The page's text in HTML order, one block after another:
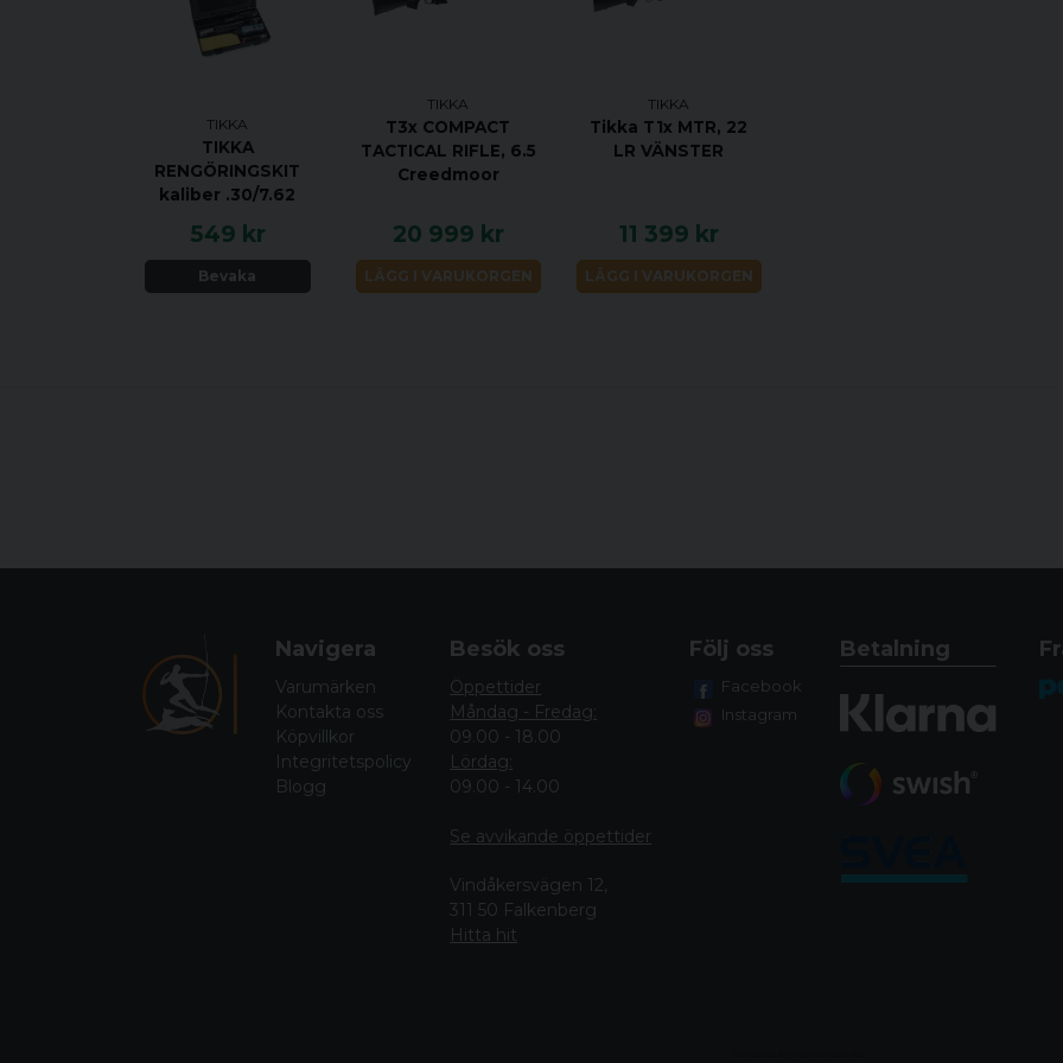
TIKKA
TIKKA
RENGÖRINGSKIT
kaliber .30/7.62
549 kr
Bevaka
TIKKA
T3x COMPACT
TACTICAL RIFLE, 6.5
Creedmoor
20 999 kr
LÄGG I VARUKORGEN
TIKKA
Tikka T1x MTR, 22
LR VÄNSTER
11 399 kr
LÄGG I VARUKORGEN
Anpassa T3x -
Säkerhet ger
avtryckaren och
Tydliga indikatorer
Navigera
Varumärken
Kontakta oss
Köpvillkor
Integritetspolicy
Blogg
Besök oss
Öppettider
Måndag - Fredag:
09.00 - 18.00
Lördag:
09.00 - 14.00
Se avvikande öppettider
Vindåkersvägen 12,
311 50 Falkenberg
Hitta hit
Följ oss
Facebook
Instagram
Betalning